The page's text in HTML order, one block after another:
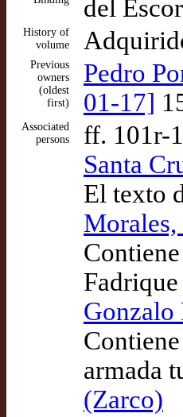
del
History of
volume
Previous
owners
(oldest
first)
Pedro
01-17]
Associated
persons
ff. 101r-
Santa
El texto
Gonzalo
armada
(Zarco)